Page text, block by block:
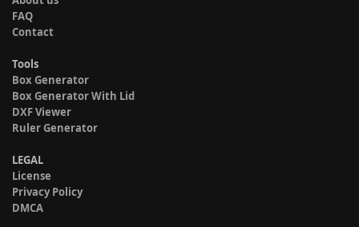
FAQ
Contact
Tools
Box Generator
Box Generator With Lid
DXF Viewer
Ruler Generator
LEGAL
License
Privacy Policy
DMCA